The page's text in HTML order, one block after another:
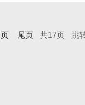
尾页 共17页 跳